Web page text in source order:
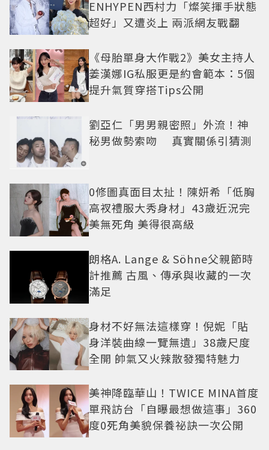
ENHYPEN西村力「燦笑揮手狀態
超好」又遭炎上 兩派網友戰翻
《母胎單身大作戰2》美女主持人
姜漢娜IG私服更是約會範本：5個
提升氣質穿搭Tips公開
劉亞仁「男男親密照」外流！神
秘男做勢索吻 真實關係引猜測
0修圖真面目太扯！陳妍希「低胸
高衩禮服大秀身材」43歲近況完
美無死角 美得很高級
朗格A. Lange & Söhne父親節時
計推薦 古風、傳承與收藏的一次
滿足
身材不好無法這樣穿！倪妮「貼
身洋裝曲線一覽無遺」38歲尺度
全開 帥氣又火辣散發獨特魅力
美神降臨華山！TWICE MINA首度
單飛訪台「自曝最想做這事」360
度0死角美貌保養祕訣一次公開